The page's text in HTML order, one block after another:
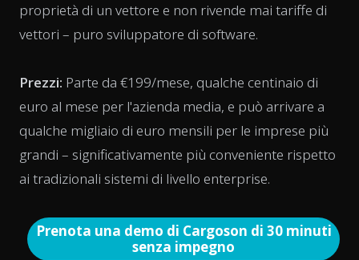
proprietà di un vettore e non rivende mai tariffe di
vettori – puro sviluppatore di software.
Prezzi: Parte da €199/mese, qualche centinaio di
euro al mese per l'azienda media, e può arrivare a
qualche migliaio di euro mensili per le imprese più
grandi – significativamente più conveniente rispetto
ai tradizionali sistemi di livello enterprise.
Prenota una demo di Cargoson di 30 minuti
senza impegno